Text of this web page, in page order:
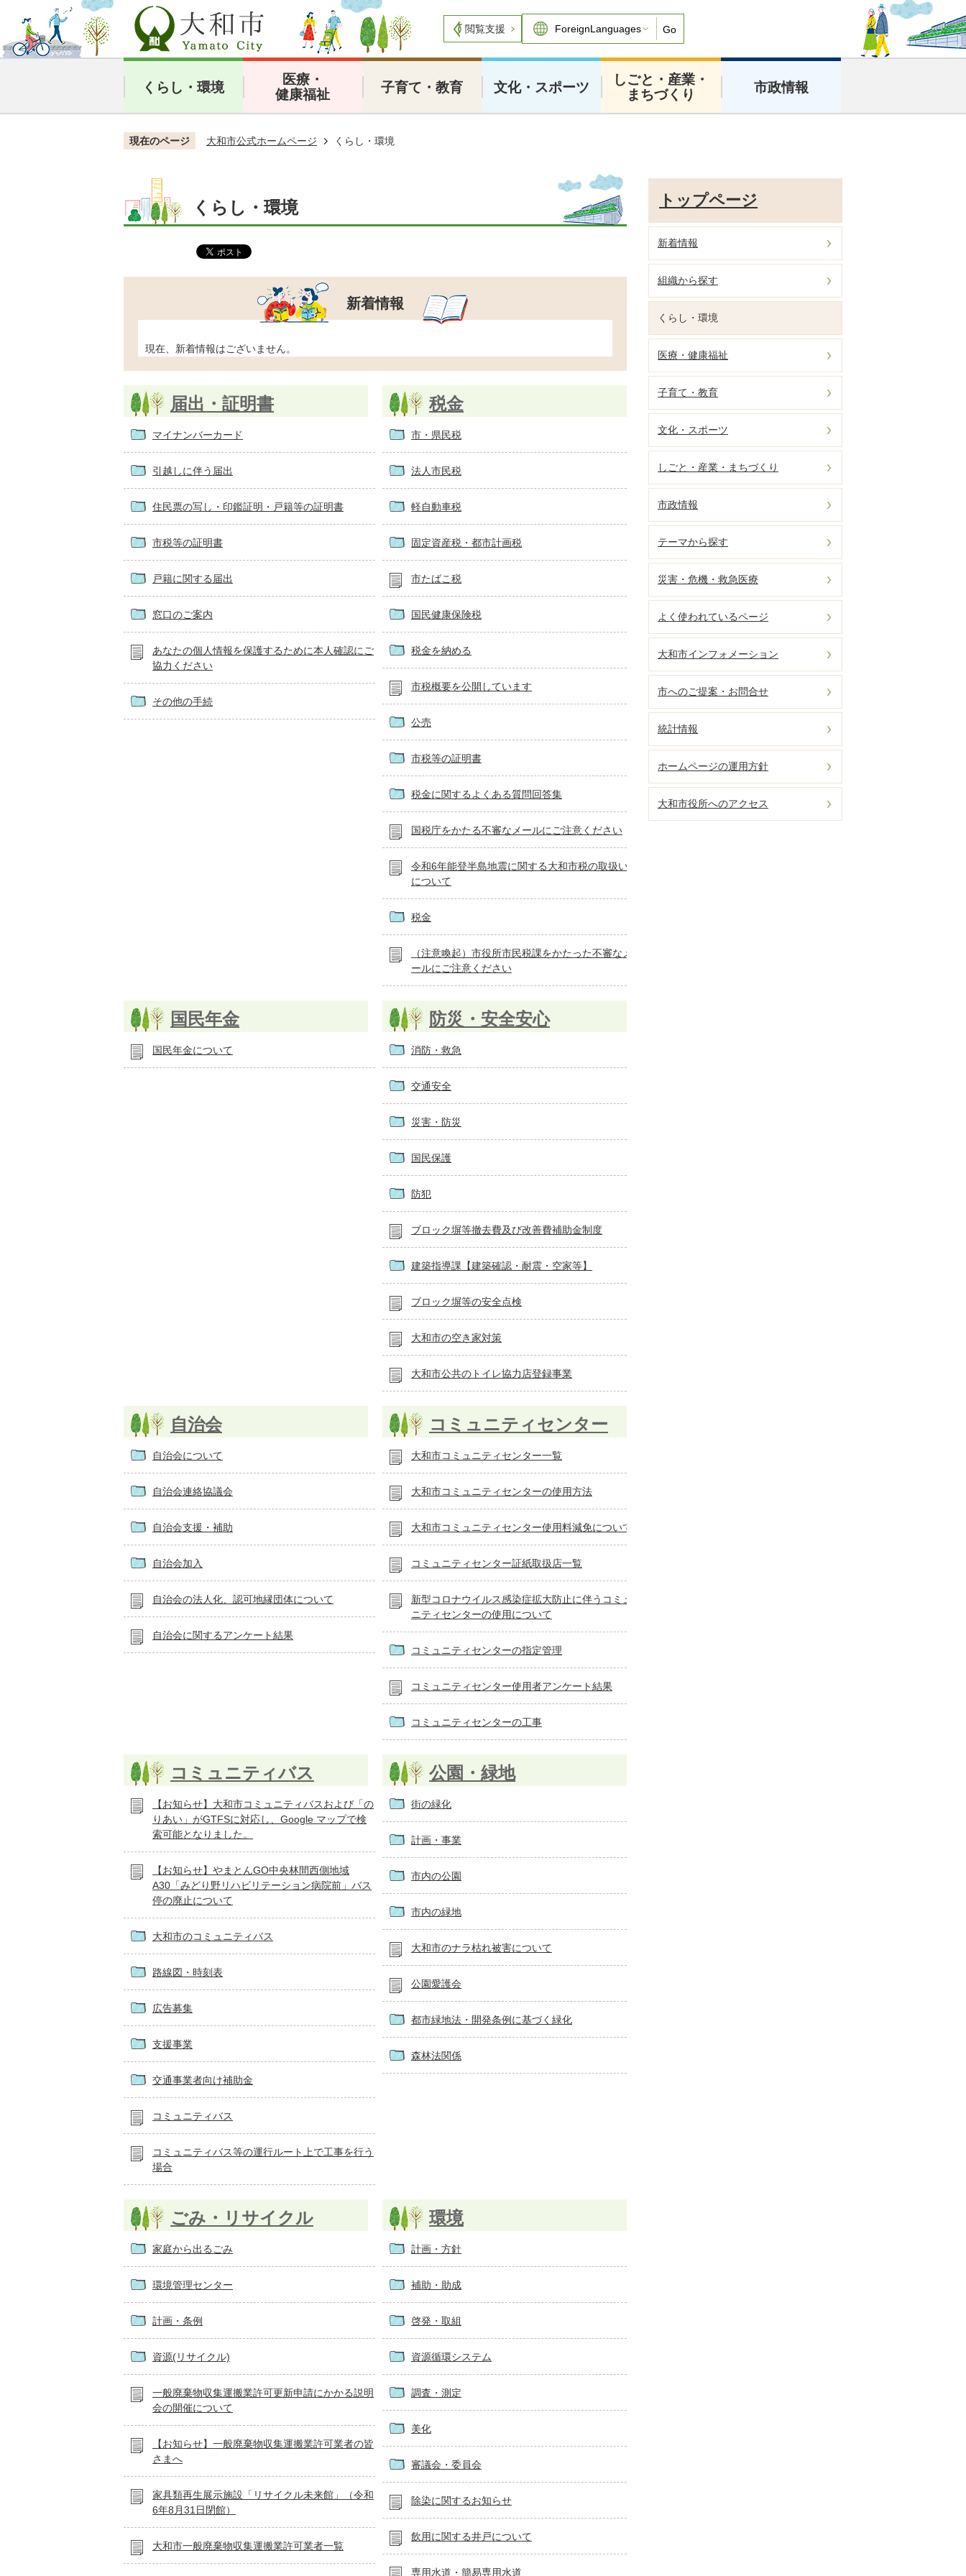
閲覧支援 Go
くらし・環境
医療・
健康福祉
子育て・教育 文化・スポーツ
しごと・産業・
まちづくり
市政情報
現在のページ 大和市公式ホームページ くらし・環境
くらし・環境
新着情報
現在、新着情報はございません。
届出・証明書
マイナンバーカード
引越しに伴う届出
住民票の写し・印鑑証明・戸籍等の証明書
市税等の証明書
戸籍に関する届出
窓口のご案内
あなたの個人情報を保護するために本人確認にご
協力ください
その他の手続
税金
市・県民税
法人市民税
軽自動車税
固定資産税・都市計画税
市たばこ税
国民健康保険税
税金を納める
市税概要を公開しています
公売
市税等の証明書
税金に関するよくある質問回答集
国税庁をかたる不審なメールにご注意ください
令和6年能登半島地震に関する大和市税の取扱い
について
税金
（注意喚起）市役所市民税課をかたった不審なメ
ールにご注意ください
国民年金
国民年金について
防災・安全安心
消防・救急
交通安全
災害・防災
国民保護
防犯
ブロック塀等撤去費及び改善費補助金制度
建築指導課【建築確認・耐震・空家等】
ブロック塀等の安全点検
大和市の空き家対策
大和市公共のトイレ協力店登録事業
自治会
自治会について
自治会連絡協議会
自治会支援・補助
自治会加入
自治会の法人化、認可地縁団体について
自治会に関するアンケート結果
コミュニティセンター
大和市コミュニティセンター一覧
大和市コミュニティセンターの使用方法
大和市コミュニティセンター使用料減免について
コミュニティセンター証紙取扱店一覧
新型コロナウイルス感染症拡大防止に伴うコミュ
ニティセンターの使用について
コミュニティセンターの指定管理
コミュニティセンター使用者アンケート結果
コミュニティセンターの工事
コミュニティバス
【お知らせ】大和市コミュニティバスおよび「の
りあい」がGTFSに対応し、Google マップで検
索可能となりました。
【お知らせ】やまとんGO中央林間西側地域
A30「みどり野リハビリテーション病院前」バス
停の廃止について
大和市のコミュニティバス
路線図・時刻表
広告募集
支援事業
交通事業者向け補助金
コミュニティバス
コミュニティバス等の運行ルート上で工事を行う
場合
公園・緑地
街の緑化
計画・事業
市内の公園
市内の緑地
大和市のナラ枯れ被害について
公園愛護会
都市緑地法・開発条例に基づく緑化
森林法関係
ごみ・リサイクル
家庭から出るごみ
環境管理センター
計画・条例
資源(リサイクル)
一般廃棄物収集運搬業許可更新申請にかかる説明
会の開催について
【お知らせ】一般廃棄物収集運搬業許可業者の皆
さまへ
家具類再生展示施設「リサイクル未来館」（令和
6年8月31日閉館）
大和市一般廃棄物収集運搬業許可業者一覧
環境
計画・方針
補助・助成
啓発・取組
資源循環システム
調査・測定
美化
審議会・委員会
除染に関するお知らせ
飲用に関する井戸について
専用水道・簡易専用水道
トップページ
新着情報
組織から探す
くらし・環境
医療・健康福祉
子育て・教育
文化・スポーツ
しごと・産業・まちづくり
市政情報
テーマから探す
災害・危機・救急医療
よく使われているページ
大和市インフォメーション
市へのご提案・お問合せ
統計情報
ホームページの運用方針
大和市役所へのアクセス